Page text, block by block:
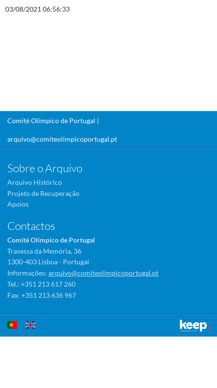
03/08/2021 06:56:33
Comité Olímpico de Portugal |
arquivo@comiteolimpicoportugal.pt
Sobre o Arquivo
Arquivo Histórico
Projeto de Recuperação
Apoios
Contactos
Comité Olímpico de Portugal
Travessa da Memória, 36
1300-403 Lisboa - Portugal
Informações: arquivo@comiteolimpicoportugal.pt
Tel.: +351 213 617 260
Fax: +351 213 636 967